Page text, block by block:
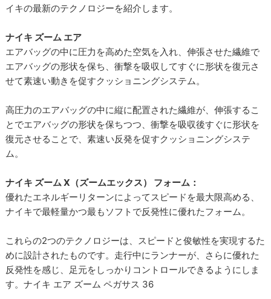
イキの最新のテクノロジーを紹介します。
ナイキ ズーム エア
エアバッグの中に圧力を高めた空気を入れ、伸張させた繊維で
エアバッグの形状を保ち、衝撃を吸収してすぐに形状を復元さ
せて素速い動きを促すクッショニングシステム。
高圧力のエアバッグの中に縦に配置された繊維が、伸張するこ
とでエアバッグの形状を保ちつつ、衝撃を吸収後すぐに形状を
復元させることで、素速い反発を促すクッショニングシステ
ム。
ナイキ ズーム X（ズームエックス） フォーム：
優れたエネルギーリターンによってスピードを最大限高める、
ナイキで最軽量かつ最もソフトで反発性に優れたフォーム。
これらの2つのテクノロジーは、スピードと俊敏性を実現するた
めに設計されたものです。走行中にランナーが、さらに優れた
反発性を感じ、足元をしっかりコントロールできるようにしま
す。ナイキ エア ズーム ペガサス 36